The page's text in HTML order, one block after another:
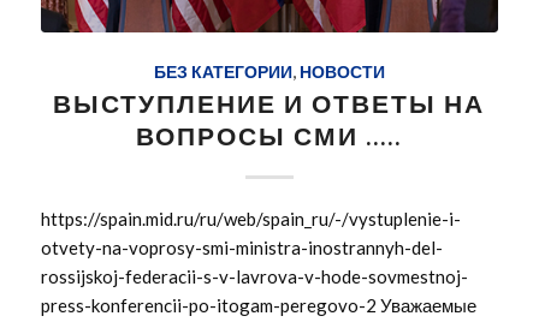
БЕЗ КАТЕГОРИИ, НОВОСТИ
ВЫСТУПЛЕНИЕ И ОТВЕТЫ НА
ВОПРОСЫ СМИ …..
https://spain.mid.ru/ru/web/spain_ru/-/vystuplenie-i-
otvety-na-voprosy-smi-ministra-inostrannyh-del-
rossijskoj-federacii-s-v-lavrova-v-hode-sovmestnoj-
press-konferencii-po-itogam-peregovo-2 Уважаемые